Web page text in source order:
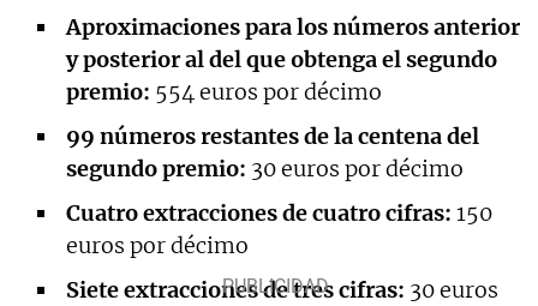
Aproximaciones para los números anterior
y posterior al del que obtenga el segundo
premio: 554 euros por décimo
99 números restantes de la centena del
segundo premio: 30 euros por décimo
Cuatro extracciones de cuatro cifras: 150
euros por décimo
Siete extracciones de tres cifras: 30 euros